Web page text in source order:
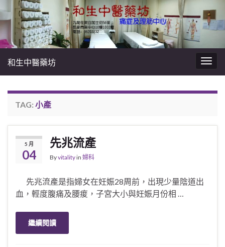
和生中醫藥坊
TAG: 小產
5 月
04
先兆流產
Byvitalityin 婦科
先兆流產是指婦女在妊娠28周前，出現少量陰道出
血，輕度腹痛及腰痠，子宮大小與妊娠月份相 …
繼續閱讀